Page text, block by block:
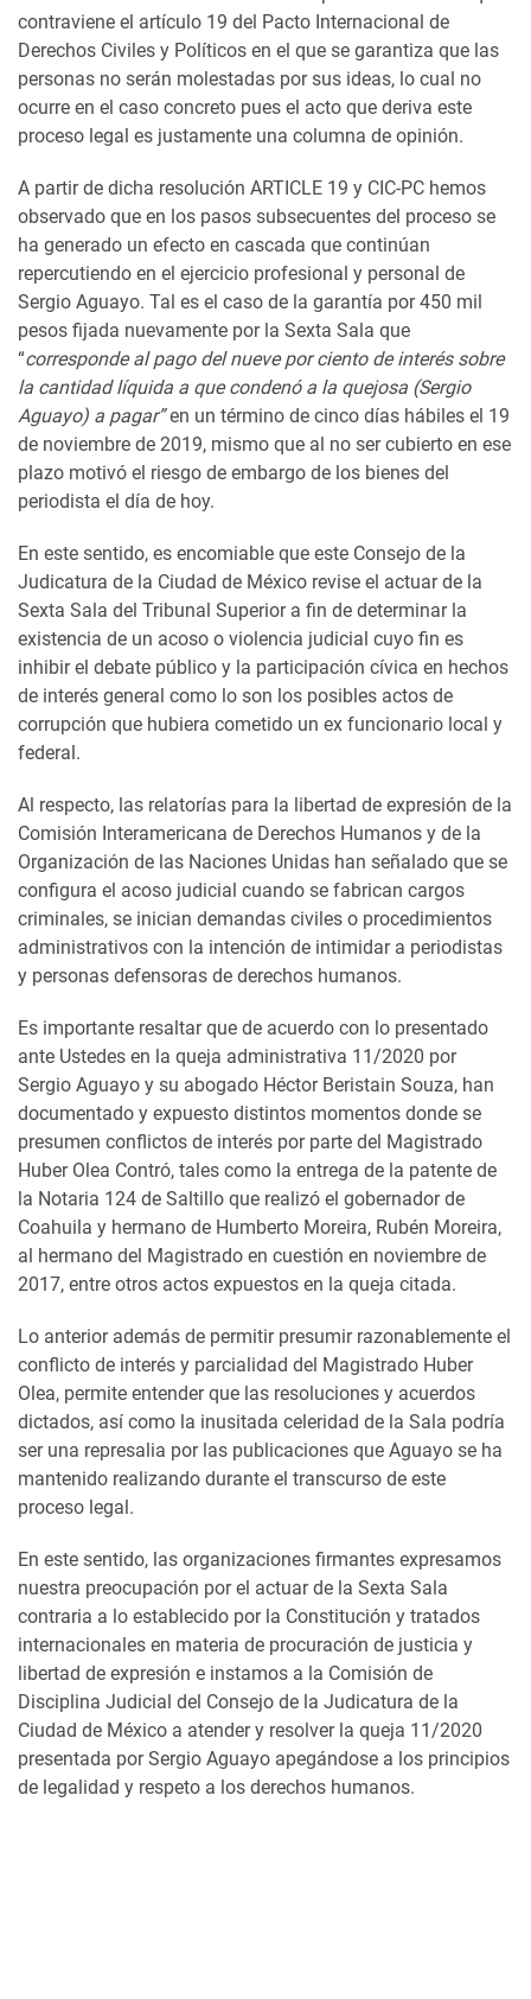
contraviene el artículo 19 del Pacto Internacional de
Derechos Civiles y Políticos en el que se garantiza que las
personas no serán molestadas por sus ideas, lo cual no
ocurre en el caso concreto pues el acto que deriva este
proceso legal es justamente una columna de opinión.
A partir de dicha resolución ARTICLE 19 y CIC-PC hemos
observado que en los pasos subsecuentes del proceso se
ha generado un efecto en cascada que continúan
repercutiendo en el ejercicio profesional y personal de
Sergio Aguayo. Tal es el caso de la garantía por 450 mil
pesos fijada nuevamente por la Sexta Sala que
“corresponde al pago del nueve por ciento de interés sobre
la cantidad líquida a que condenó a la quejosa (Sergio
Aguayo) a pagar” en un término de cinco días hábiles el 19
de noviembre de 2019, mismo que al no ser cubierto en ese
plazo motivó el riesgo de embargo de los bienes del
periodista el día de hoy.
En este sentido, es encomiable que este Consejo de la
Judicatura de la Ciudad de México revise el actuar de la
Sexta Sala del Tribunal Superior a fin de determinar la
existencia de un acoso o violencia judicial cuyo fin es
inhibir el debate público y la participación cívica en hechos
de interés general como lo son los posibles actos de
corrupción que hubiera cometido un ex funcionario local y
federal.
Al respecto, las relatorías para la libertad de expresión de la
Comisión Interamericana de Derechos Humanos y de la
Organización de las Naciones Unidas han señalado que se
configura el acoso judicial cuando se fabrican cargos
criminales, se inician demandas civiles o procedimientos
administrativos con la intención de intimidar a periodistas
y personas defensoras de derechos humanos.
Es importante resaltar que de acuerdo con lo presentado
ante Ustedes en la queja administrativa 11/2020 por
Sergio Aguayo y su abogado Héctor Beristain Souza, han
documentado y expuesto distintos momentos donde se
presumen conflictos de interés por parte del Magistrado
Huber Olea Contró, tales como la entrega de la patente de
la Notaria 124 de Saltillo que realizó el gobernador de
Coahuila y hermano de Humberto Moreira, Rubén Moreira,
al hermano del Magistrado en cuestión en noviembre de
2017, entre otros actos expuestos en la queja citada.
Lo anterior además de permitir presumir razonablemente el
conflicto de interés y parcialidad del Magistrado Huber
Olea, permite entender que las resoluciones y acuerdos
dictados, así como la inusitada celeridad de la Sala podría
ser una represalia por las publicaciones que Aguayo se ha
mantenido realizando durante el transcurso de este
proceso legal.
En este sentido, las organizaciones firmantes expresamos
nuestra preocupación por el actuar de la Sexta Sala
contraria a lo establecido por la Constitución y tratados
internacionales en materia de procuración de justicia y
libertad de expresión e instamos a la Comisión de
Disciplina Judicial del Consejo de la Judicatura de la
Ciudad de México a atender y resolver la queja 11/2020
presentada por Sergio Aguayo apegándose a los principios
de legalidad y respeto a los derechos humanos.